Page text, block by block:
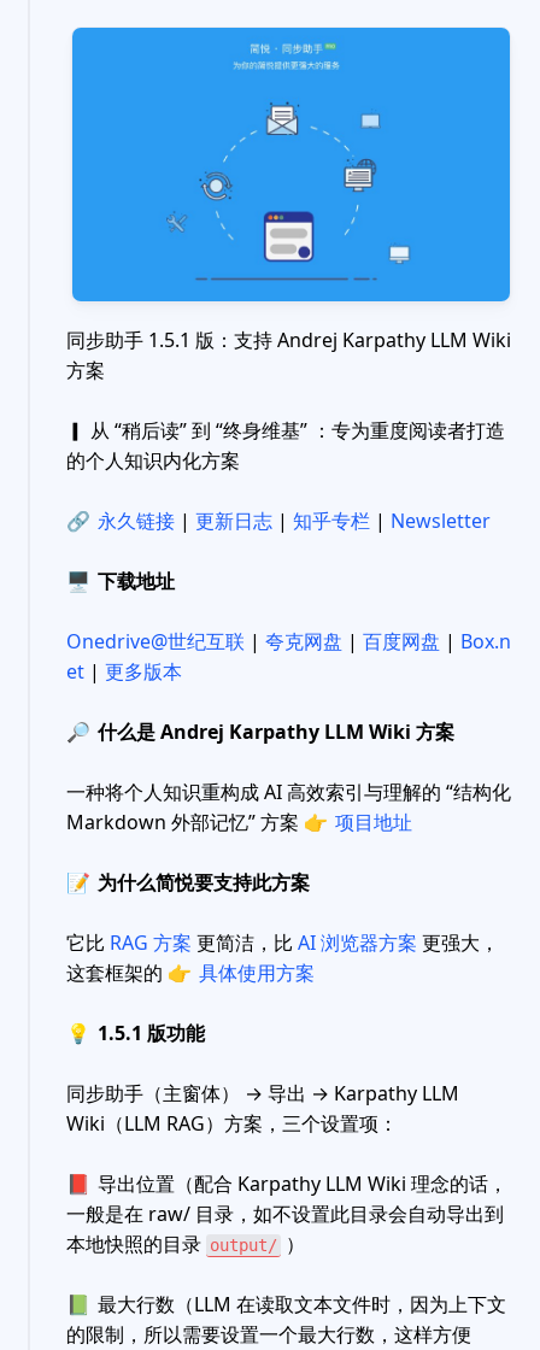
同步助手 1.5.1 版：支持 Andrej Karpathy LLM Wiki
方案
▎ 从 “稍后读” 到 “终身维基” ：专为重度阅读者打造
的个人知识内化方案
🔗 永久链接 | 更新日志 | 知乎专栏 | Newsletter
🖥 下载地址
Onedrive@世纪互联 | 夸克网盘 | 百度网盘 | Box.n
et | 更多版本
🔎 什么是 Andrej Karpathy LLM Wiki 方案
一种将个人知识重构成 AI 高效索引与理解的 “结构化
Markdown 外部记忆” 方案 👉 项目地址
📝 为什么简悦要支持此方案
它比 RAG 方案 更简洁，比 AI 浏览器方案 更强大，
这套框架的 👉 具体使用方案
💡 1.5.1 版功能
同步助手（主窗体） → 导出 → Karpathy LLM
Wiki（LLM RAG）方案，三个设置项：
📕 导出位置（配合 Karpathy LLM Wiki 理念的话，
一般是在 raw/ 目录，如不设置此目录会自动导出到
本地快照的目录 output/ ）
📗 最大行数（LLM 在读取文本文件时，因为上下文
的限制，所以需要设置一个最大行数，这样方便